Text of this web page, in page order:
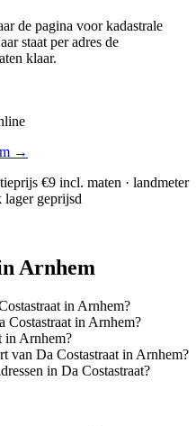
de pagina voor kadastrale
staat per adres de
klaar.
→
€9 incl. maten · landmeter
geprijsd
Arnhem
in Arnhem?
Costastraat in Arnhem?
in Arnhem?
van Da Costastraat in Arnhem?
in Da Costastraat?